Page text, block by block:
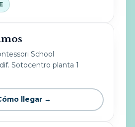
School
Sotocentro planta 1
llegar →